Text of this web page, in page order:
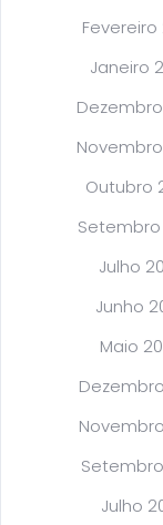
Fevereiro
Janeiro
Outubro
Julho
Junho
Maio
Setembro
Julho